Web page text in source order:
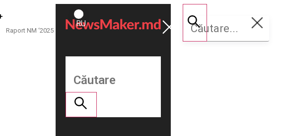
Raport NM ‘2025
ROMÂNĂ
RU
Susține
NM